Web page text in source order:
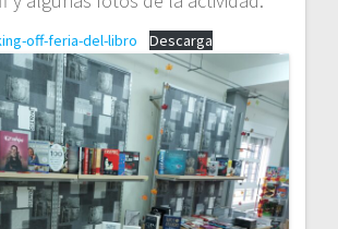
off-feria-del-libro Descarga